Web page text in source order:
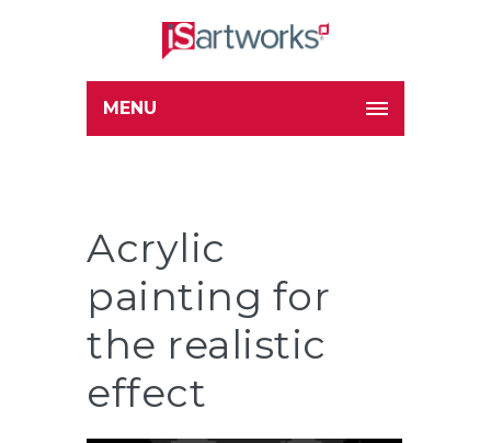
MENU
Acrylic
painting for
the realistic
effect